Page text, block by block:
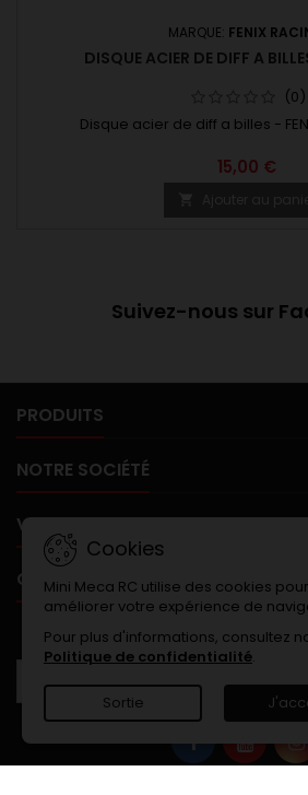
MARQUE: FENIX
DISQUE ACIER DE DIFF A
(0)
Disque acier de diff a billes -
15,00 €
Suivez-nous sur
PRODUITS
NOTRE SOCIÉTÉ
VOTRE COMPTE
CONTACT
Cookies
Mini Meca RC utilise des cookies pour
améliorer votre expérience de
Pour plus d'informations, consultez
Politique de confidentialité.
Sortie
LETTRE